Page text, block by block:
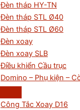
Đèn tháp HY-TN
Đèn tháp STL Ø40
Đèn tháp STL Ø60
Đèn xoay
Đèn xoay SLB
Điều khiển Cầu trục
Domino – Phụ kiện –
Công Tắc Xoay D16